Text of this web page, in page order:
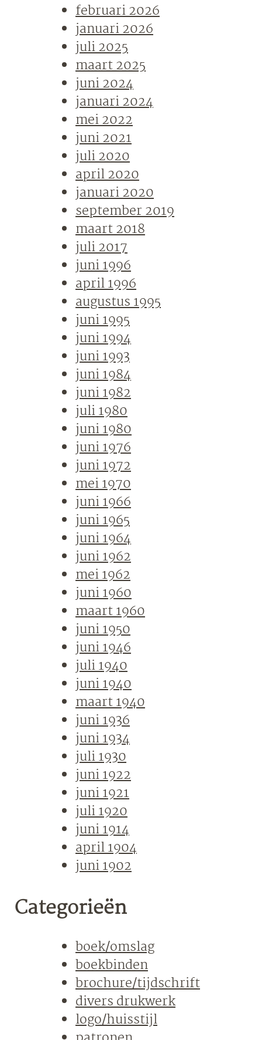
februari 2026
januari 2026
juli 2025
maart 2025
juni 2024
januari 2024
mei 2022
juni 2021
juli 2020
april 2020
januari 2020
september 2019
maart 2018
juli 2017
juni 1996
april 1996
augustus 1995
juni 1995
juni 1994
juni 1993
juni 1984
juni 1982
juli 1980
juni 1980
juni 1976
juni 1972
mei 1970
juni 1966
juni 1965
juni 1964
juni 1962
mei 1962
juni 1960
maart 1960
juni 1950
juni 1946
juli 1940
juni 1940
maart 1940
juni 1936
juni 1934
juli 1930
juni 1922
juni 1921
juli 1920
juni 1914
april 1904
juni 1902
Categorieën
boek/omslag
boekbinden
brochure/tijdschrift
divers drukwerk
logo/huisstijl